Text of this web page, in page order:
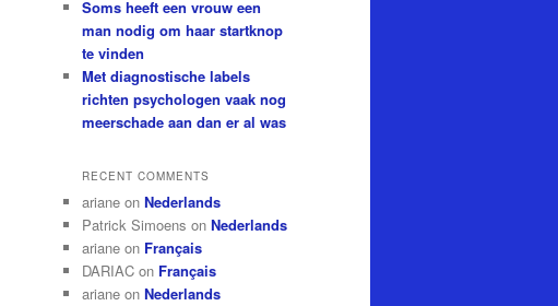
Soms heeft een vrouw een
man nodig om haar startknop
te vinden
Met diagnostische labels
richten psychologen vaak nog
meerschade aan dan er al was
RECENT COMMENTS
ariane on Nederlands
Patrick Simoens on Nederlands
ariane on Français
DARIAC on Français
ariane on Nederlands